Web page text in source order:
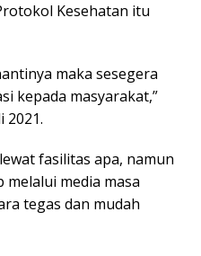
Kesehatan itu
maka sesegera
kepada masyarakat,”
2021.
fasilitas apa, namun
media masa
tegas dan mudah